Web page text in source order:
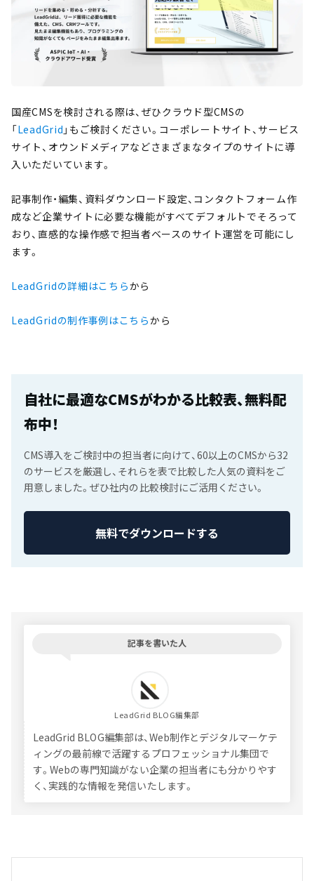
国産CMSを検討される際は、ぜひクラウド型CMSの
「LeadGrid 」もご検討ください。コーポレートサイト、サービス
サイト、オウンドメディアなどさまざまなタイプのサイトに導
入いただいています。
記事制作・編集、資料ダウンロード設定、コンタクトフォーム作
成など企業サイトに必要な機能がすべてデフォルトでそろって
おり、直感的な操作感で担当者ベースのサイト運営を可能にし
ます。
LeadGridの詳細はこちらから
LeadGridの制作事例はこちらから
自社に最適なCMSがわかる比較表、無料配
布中！
CMS導入をご検討中の担当者に向けて、60以上のCMSから32
のサービスを厳選し、それらを表で比較した人気の資料をご
用意しました。ぜひ社内の比較検討にご活用ください。
無料でダウンロードする
記事を書いた人
LeadGrid BLOG編集部
LeadGrid BLOG編集部は、Web制作とデジタルマーケテ
ィングの最前線で活躍するプロフェッショナル集団で
す。Webの専門知識がない企業の担当者にも分かりやす
く、実践的な情報を発信いたします。